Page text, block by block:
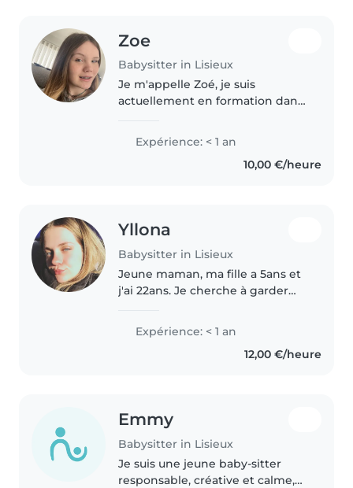
Zoe
Babysitter in Lisieux
Je m'appelle Zoé, je suis
actuellement en formation dans
l'accompagnement à la
personne. Sérieuse, douce et à
l'écoute, j'aime m'occuper des
Expérience: < 1 an
10,00 €/heure
Yllona
Babysitter in Lisieux
Jeune maman, ma fille a 5ans et
j'ai 22ans. Je cherche à garder
suis calme, attentive et patiente,
avec une expérience variée
auprès des enfants de..
Expérience: < 1 an
12,00 €/heure
Emmy
Babysitter in Lisieux
Je suis une jeune baby-sitter
responsable, créative et calme,